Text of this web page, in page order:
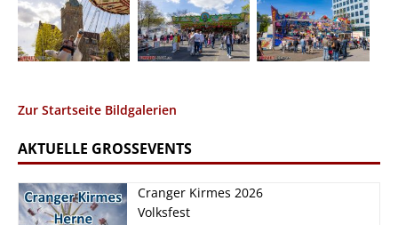
Zur Startseite Bildgalerien
AKTUELLE GROSSEVENTS
Cranger Kirmes 2026
Volksfest